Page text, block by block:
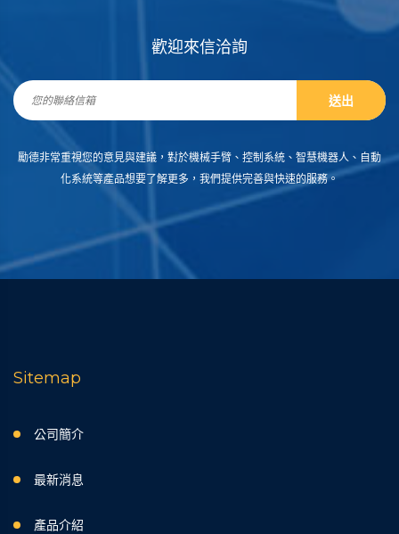
歡迎來信洽詢
送出
勵德非常重視您的意見與建議，對於機械手臂、控制系統、智慧機器人、自動
化系統等產品想要了解更多，我們提供完善與快速的服務。
Sitemap
公司簡介
最新消息
產品介紹